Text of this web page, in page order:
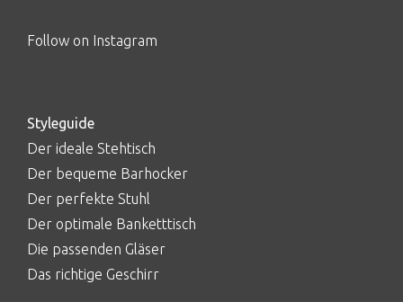
Follow on Instagram
Styleguide
Der ideale Stehtisch
Der bequeme Barhocker
Der perfekte Stuhl
Der optimale Banketttisch
Die passenden Gläser
Das richtige Geschirr